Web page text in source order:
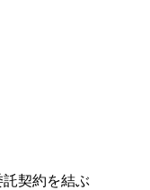
契約を結ぶ